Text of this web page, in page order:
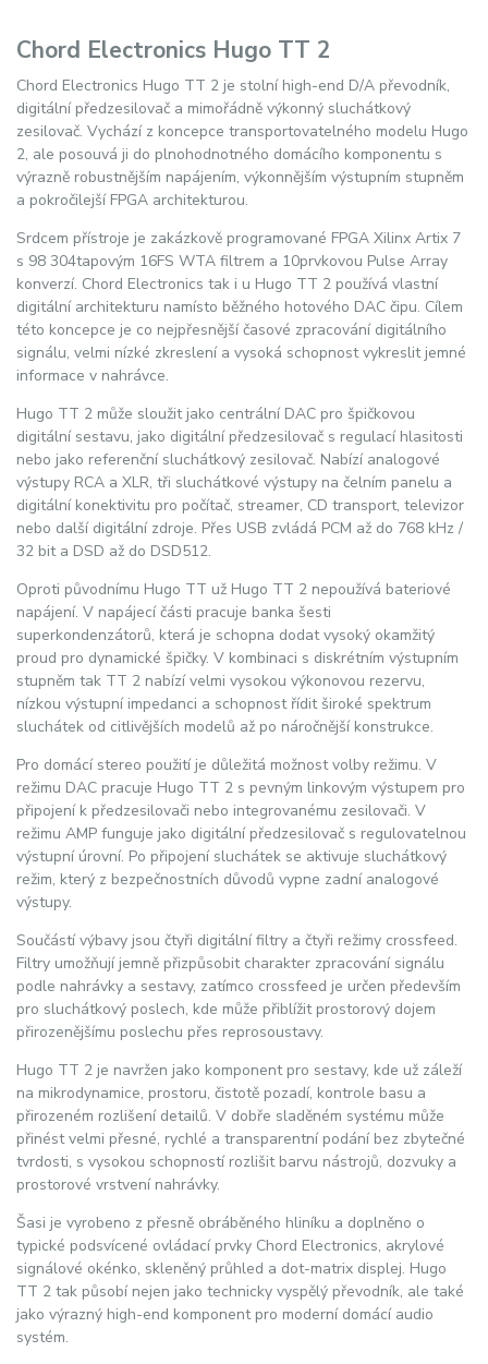
Chord Electronics Hugo TT 2
Chord Electronics Hugo TT 2 je stolní high-end D/A převodník,
digitální předzesilovač a mimořádně výkonný sluchátkový
zesilovač. Vychází z koncepce transportovatelného modelu Hugo
2, ale posouvá ji do plnohodnotného domácího komponentu s
výrazně robustnějším napájením, výkonnějším výstupním stupněm
a pokročilejší FPGA architekturou.
Srdcem přístroje je zakázkově programované FPGA Xilinx Artix 7
s 98 304tapovým 16FS WTA filtrem a 10prvkovou Pulse Array
konverzí. Chord Electronics tak i u Hugo TT 2 používá vlastní
digitální architekturu namísto běžného hotového DAC čipu. Cílem
této koncepce je co nejpřesnější časové zpracování digitálního
signálu, velmi nízké zkreslení a vysoká schopnost vykreslit jemné
informace v nahrávce.
Hugo TT 2 může sloužit jako centrální DAC pro špičkovou
digitální sestavu, jako digitální předzesilovač s regulací hlasitosti
nebo jako referenční sluchátkový zesilovač. Nabízí analogové
výstupy RCA a XLR, tři sluchátkové výstupy na čelním panelu a
digitální konektivitu pro počítač, streamer, CD transport, televizor
nebo další digitální zdroje. Přes USB zvládá PCM až do 768 kHz /
32 bit a DSD až do DSD512.
Oproti původnímu Hugo TT už Hugo TT 2 nepoužívá bateriové
napájení. V napájecí části pracuje banka šesti
superkondenzátorů, která je schopna dodat vysoký okamžitý
proud pro dynamické špičky. V kombinaci s diskrétním výstupním
stupněm tak TT 2 nabízí velmi vysokou výkonovou rezervu,
nízkou výstupní impedanci a schopnost řídit široké spektrum
sluchátek od citlivějších modelů až po náročnější konstrukce.
Pro domácí stereo použití je důležitá možnost volby režimu. V
režimu DAC pracuje Hugo TT 2 s pevným linkovým výstupem pro
připojení k předzesilovači nebo integrovanému zesilovači. V
režimu AMP funguje jako digitální předzesilovač s regulovatelnou
výstupní úrovní. Po připojení sluchátek se aktivuje sluchátkový
režim, který z bezpečnostních důvodů vypne zadní analogové
výstupy.
Součástí výbavy jsou čtyři digitální filtry a čtyři režimy crossfeed.
Filtry umožňují jemně přizpůsobit charakter zpracování signálu
podle nahrávky a sestavy, zatímco crossfeed je určen především
pro sluchátkový poslech, kde může přiblížit prostorový dojem
přirozenějšímu poslechu přes reprosoustavy.
Hugo TT 2 je navržen jako komponent pro sestavy, kde už záleží
na mikrodynamice, prostoru, čistotě pozadí, kontrole basu a
přirozeném rozlišení detailů. V dobře sladěném systému může
přinést velmi přesné, rychlé a transparentní podání bez zbytečné
tvrdosti, s vysokou schopností rozlišit barvu nástrojů, dozvuky a
prostorové vrstvení nahrávky.
Šasi je vyrobeno z přesně obráběného hliníku a doplněno o
typické podsvícené ovládací prvky Chord Electronics, akrylové
signálové okénko, skleněný průhled a dot-matrix displej. Hugo
TT 2 tak působí nejen jako technicky vyspělý převodník, ale také
jako výrazný high-end komponent pro moderní domácí audio
systém.